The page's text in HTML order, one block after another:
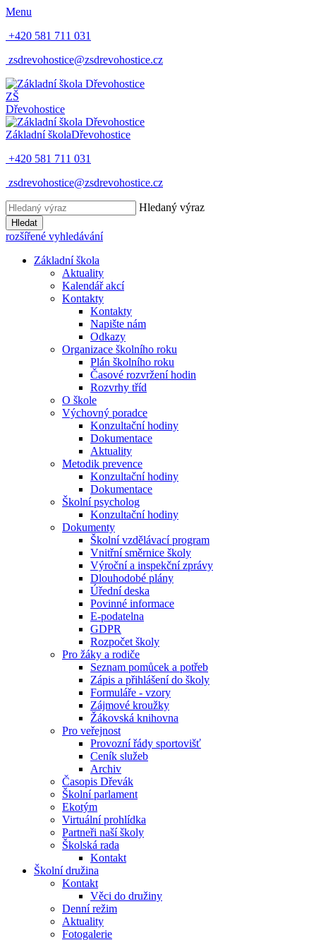
Menu
+420 581 711 031
zsdrevohostice@zsdrevohostice.cz
ZŠ
Dřevohostice
Základní školaDřevohostice
+420 581 711 031
zsdrevohostice@zsdrevohostice.cz
Hledaný výraz
Hledat
rozšířené vyhledávání
Základní škola
Aktuality
Kalendář akcí
Kontakty
Kontakty
Napište nám
Odkazy
Organizace školního roku
Plán školního roku
Časové rozvržení hodin
Rozvrhy tříd
O škole
Výchovný poradce
Konzultační hodiny
Dokumentace
Aktuality
Metodik prevence
Konzultační hodiny
Dokumentace
Školní psycholog
Konzultační hodiny
Dokumenty
Školní vzdělávací program
Vnitřní směrnice školy
Výroční a inspekční zprávy
Dlouhodobé plány
Úřední deska
Povinné informace
E-podatelna
GDPR
Rozpočet školy
Pro žáky a rodiče
Seznam pomůcek a potřeb
Zápis a přihlášení do školy
Formuláře - vzory
Zájmové kroužky
Žákovská knihovna
Pro veřejnost
Provozní řády sportovišť
Ceník služeb
Archiv
Časopis Dřevák
Školní parlament
Ekotým
Virtuální prohlídka
Partneři naší školy
Školská rada
Kontakt
Školní družina
Kontakt
Věci do družiny
Denní režim
Aktuality
Fotogalerie